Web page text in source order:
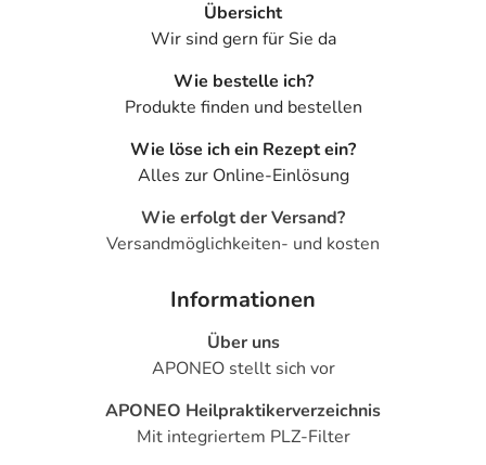
Übersicht
Wir sind gern für Sie da
Wie bestelle ich?
Produkte finden und bestellen
Wie löse ich ein Rezept ein?
Alles zur Online-Einlösung
Wie erfolgt der Versand?
Versandmöglichkeiten- und kosten
Informationen
Über uns
APONEO stellt sich vor
APONEO Heilpraktikerverzeichnis
Mit integriertem PLZ-Filter